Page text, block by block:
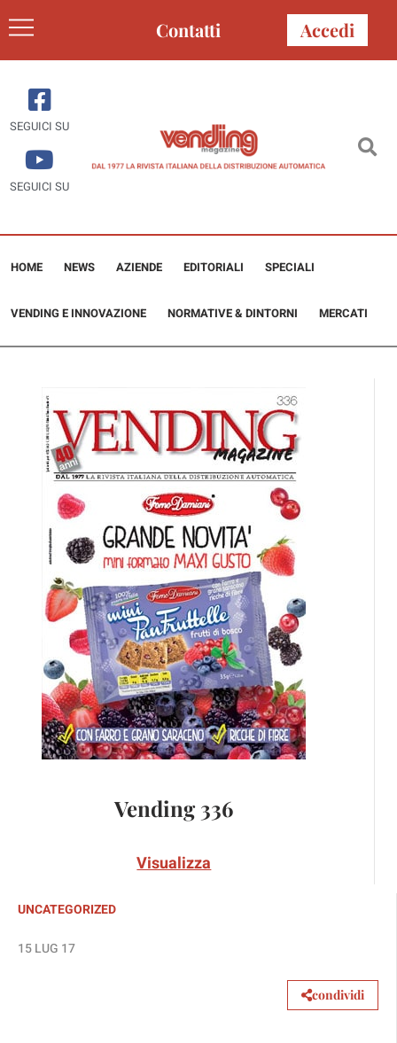
Contatti Accedi
SEGUICI SU
SEGUICI SU
HOME NEWS AZIENDE EDITORIALI SPECIALI
VENDING E INNOVAZIONE NORMATIVE & DINTORNI MERCATI
Vending 336
Visualizza
UNCATEGORIZED
15 LUG 17
condividi